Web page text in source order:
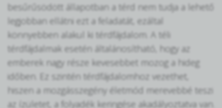
besűrűsödött állapotban a térd nem tudja a lehető
legjobban ellátni ezt a feladatát, ezáltal
könnyebben alakul ki térdfájdalom. A téli
térdfájdalmak esetén általánosítható, hogy az
emberek nagy része kevesebbet mozog a hideg
időben. Ez szintén térdfájdalomhoz vezethet,
hiszen a mozgásszegény életmód merevebbé teszi
az ízületet, a folyadék keringése akadályoztatva van.